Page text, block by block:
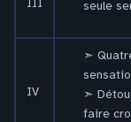
seule
IV
faire